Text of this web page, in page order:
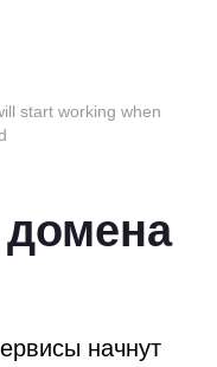
start working when
домена
начнут